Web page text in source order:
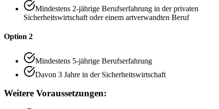
Mindestens 2-jährige Berufserfahrung in der privaten
Sicherheitswirtschaft oder einem artverwandten Beruf
Option 2
Mindestens 5-jährige Berufserfahrung
Davon 3 Jahre in der Sicherheitswirtschaft
Weitere Voraussetzungen: